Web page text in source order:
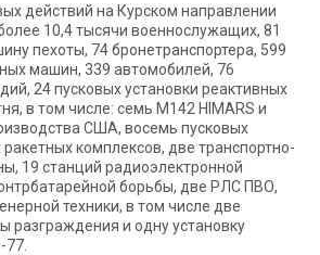
действий на Курском направлении
10,4 тысячи военнослужащих, 81
пехоты, 74 бронетранспортера, 599
машин, 339 автомобилей, 76
24 пусковых установки реактивных
в том числе: семь М142 HIMARS и
США, восемь пусковых
комплексов, две транспортно-
19 станций радиоэлектронной
борьбы, две РЛС ПВО,
техники, в том числе две
и одну установку